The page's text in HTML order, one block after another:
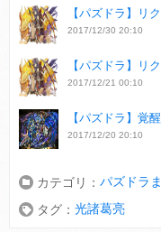
【パズドラ】リ
2017/12/30 20:10
【パズドラ】リ
2017/12/21 00:10
【パズドラ】覚
2017/12/20 20:10
カテゴリ： パズドラ
タグ： 光諸葛亮